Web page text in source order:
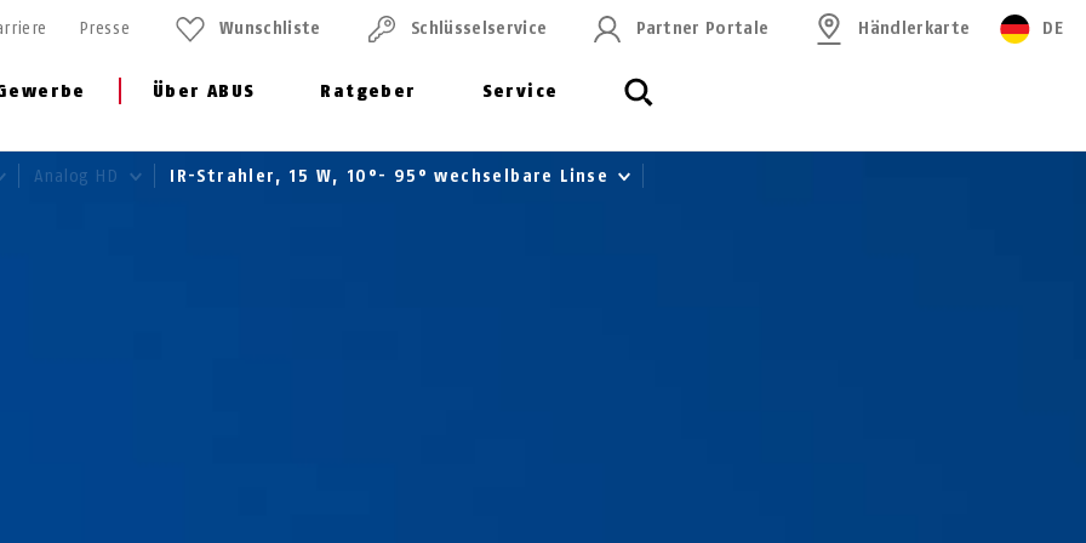
Über ABUS Ratgeber Service
Presse Wunschliste Schlüssel­service Partner Portale Händlerkarte DE
Analog HD IR-Strahler, 15 W, 10°- 95° wechselbare Linse